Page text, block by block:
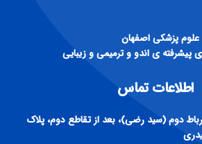
علوم پزشكی اصفهان
پيشرفته ی اندو و ترميمی و زيبايی
اطلاعات تماس
دوم (سید رضی)، بعد از تقاطع دوم، پلاک